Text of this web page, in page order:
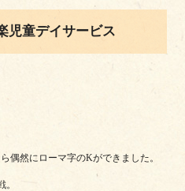
童デイサービス
偶然にローマ字のKができました。